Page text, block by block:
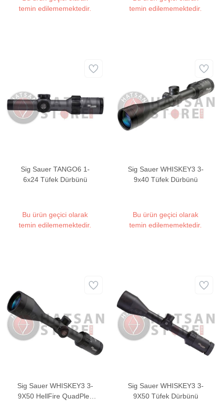
temin edilememektedir.
temin edilememektedir.
Sig Sauer TANGO6 1-
6x24 Tüfek Dürbünü
Bu ürün geçici olarak
temin edilememektedir.
Sig Sauer WHISKEY3 3-
9x40 Tüfek Dürbünü
Bu ürün geçici olarak
temin edilememektedir.
Sig Sauer WHISKEY3 3-
9X50 HellFire QuadPlex
Sig Sauer WHISKEY3 3-
9X50 Tüfek Dürbünü